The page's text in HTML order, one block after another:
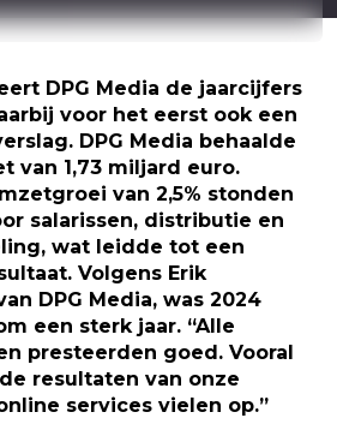
DPG Media de jaarcijfers
voor het eerst ook een
DPG Media behaalde
van 1,73 miljard euro.
van 2,5% stonden
salarissen, distributie en
wat leidde tot een
Volgens Erik
DPG Media, was 2024
een sterk jaar. “Alle
presteerden goed. Vooral
resultaten van onze
services vielen op.”